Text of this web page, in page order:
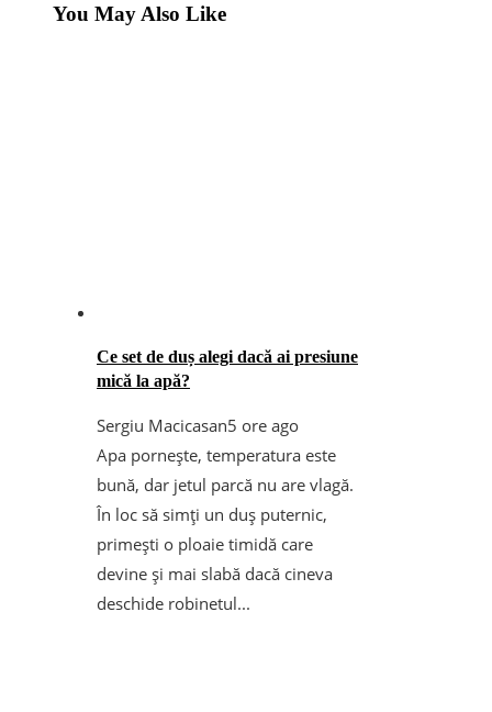
You May Also Like
Ce set de duș alegi dacă ai presiune
mică la apă?
Sergiu Macicasan5 ore ago
Apa pornește, temperatura este
bună, dar jetul parcă nu are vlagă.
În loc să simți un duș puternic,
primești o ploaie timidă care
devine și mai slabă dacă cineva
deschide robinetul...